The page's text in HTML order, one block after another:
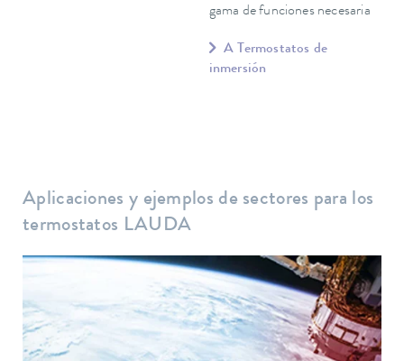
gama de funciones necesaria
A Termostatos de
inmersión
Aplicaciones y ejemplos de sectores para los
termostatos LAUDA